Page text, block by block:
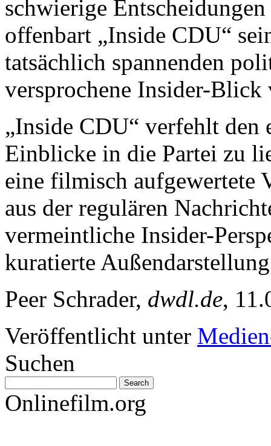
schwierige
offenbart „Inside CDU“
tatsächlich spannenden
versprochene Insider-
„Inside CDU“ verfehlt den
Einblicke in die Partei zu
eine filmisch aufgewertete
aus der regulären
vermeintliche Insider-
kuratierte
Peer Schrader, dwdl.de,
Veröffentlicht unter
Suchen
Onlinefilm.org